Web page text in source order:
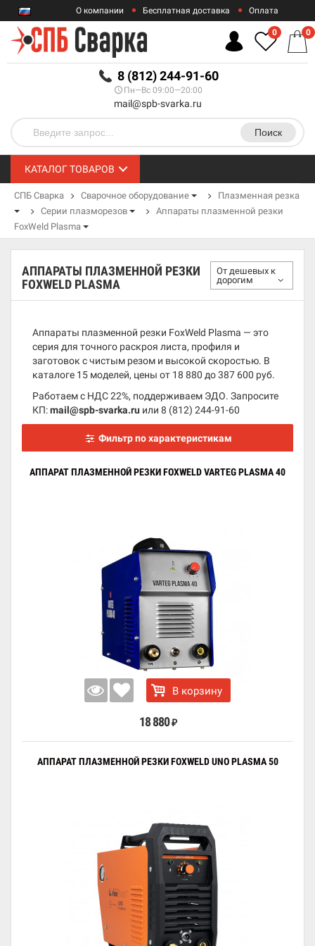
RUB
О компании Бесплатная доставка Оплата
Гарантии
8 (812) 244-91-60
Пн—Вс 09:00—20:00
mail@spb-svarka.ru
Поиск
0 0
КАТАЛОГ ТОВАРОВ
СПБ Сварка Сварочное оборудование
Плазменная резка
Серии плазморезов
Аппараты плазменной резки
FoxWeld Plasma
АППАРАТЫ ПЛАЗМЕННОЙ РЕЗКИ
FOXWELD PLASMA
От дешевых к
дорогим
Аппараты плазменной резки FoxWeld Plasma — это
серия для точного раскроя листа, профиля и
заготовок с чистым резом и высокой скоростью. В
каталоге 15 моделей, цены от 18 880 до 387 600 руб.
Работаем с НДС 22%, поддерживаем ЭДО. Запросите
КП:mail@spb-svarka.ru или 8 (812) 244-91-60
Фильтр по характеристикам
АППАРАТ ПЛАЗМЕННОЙ РЕЗКИ FOXWELD VARTEG PLASMA 40
В корзину
18 880 ₽
АППАРАТ ПЛАЗМЕННОЙ РЕЗКИ FOXWELD UNO PLASMA 50